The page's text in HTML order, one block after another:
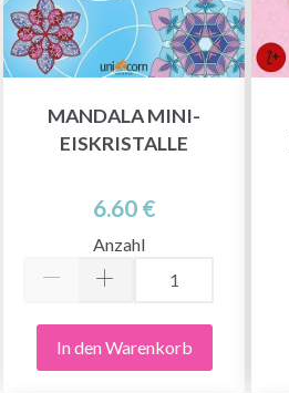
MANDALA MINI-
EISKRISTALLE
6.60 €
Anzahl
In den Warenkorb